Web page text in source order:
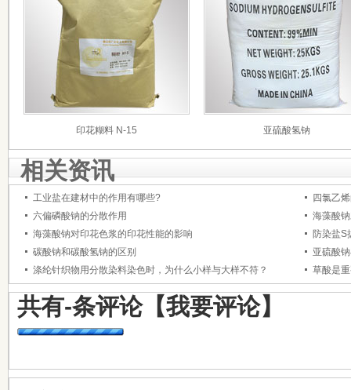
印花糊料 N-15 亚硫酸氢钠
相关资讯
工业盐在建材中的作用有哪些?
四氯乙
六偏磷酸钠的分散作用
海藻酸
海藻酸钠对印花色浆的印花性能的影响
防染盐S
碳酸钠和碳酸氢钠的区别
亚硫酸
涤纶针织物用分散染料染色时，为什么小样与大样不符？
草酸是
共有-条评论【我要评论】